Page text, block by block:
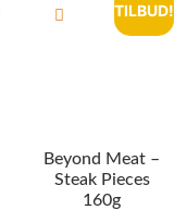
TILBUD!
Beyond Meat –
Steak Pieces
160g